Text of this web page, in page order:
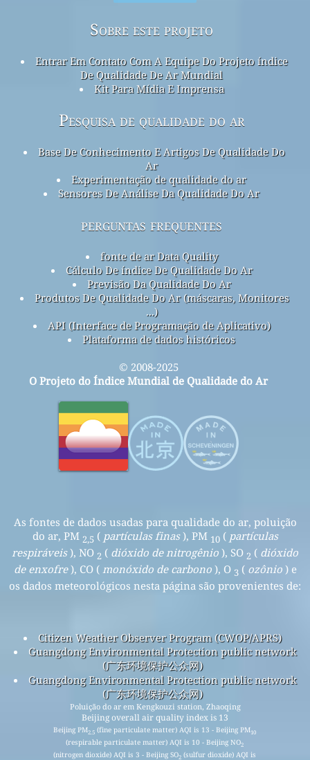
Sobre este projeto
Entrar Em Contato Com A Equipe Do Projeto índice
De Qualidade De Ar Mundial
Kit Para Mídia E Imprensa
Pesquisa de qualidade do ar
Base De Conhecimento E Artigos De Qualidade Do
Ar
Experimentação de qualidade do ar
Sensores De Análise Da Qualidade Do Ar
perguntas frequentes
fonte de ar Data Quality
Cálculo De índice De Qualidade Do Ar
Previsão Da Qualidade Do Ar
Produtos De Qualidade Do Ar (máscaras, Monitores
...)
API (Interface de Programação de Aplicativo)
Plataforma de dados históricos
© 2008-2025
O Projeto do Índice Mundial de Qualidade do Ar
As fontes de dados usadas para qualidade do ar, poluição
do ar, PM 2,5 ( partículas finas), PM 10( partículas
respiráveis), NO 2 ( dióxido de nitrogênio ), SO 2 ( dióxido
de enxofre), CO ( monóxido de carbono), O 3 ( ozônio) e
os dados meteorológicos nesta página são provenientes de:
Citizen Weather Observer Program (CWOP/APRS)
Guangdong Environmental Protection public network
(广东环境保护公众网)
Guangdong Environmental Protection public network
(广东环境保护公众网)
Poluição do ar em Kengkouzi station, Zhaoqing
Beijing overall air quality index is 13
Beijing PM2.5 (fine particulate matter) AQI is 13 - Beijing PM10
(respirable particulate matter) AQI is 10 - Beijing NO2
(nitrogen dioxide) AQI is 3 - Beijing SO2 (sulfur dioxide) AQI is